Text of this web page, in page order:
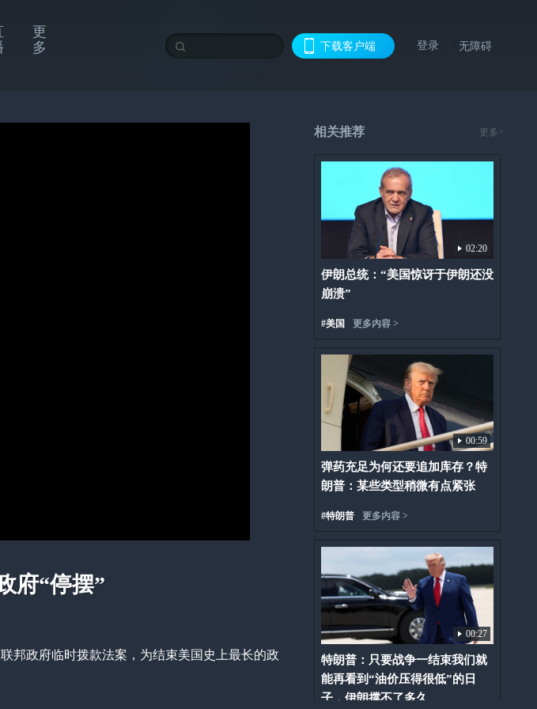
更
多
下载客户端 登录 无障碍
府“停摆”
邦政府临时拨款法案，为结束美国史上最长的政
相关推荐 更多>
02:20
伊朗总统：“美国惊讶于伊朗还没
崩溃”
#美国 更多内容 >
00:59
弹药充足为何还要追加库存？特
朗普：某些类型稍微有点紧张
#特朗普 更多内容 >
00:27
特朗普：只要战争一结束我们就
能再看到“油价压得很低”的日
子，伊朗撑不了多久